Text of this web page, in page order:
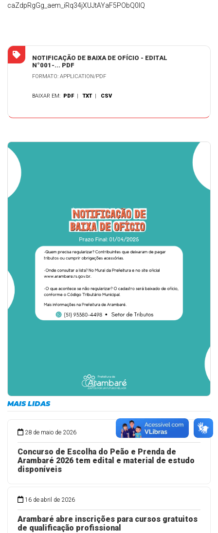
caZdpRgGg_aem_iRq34jXUJtAYaF5PObQ0lQ
NOTIFICAÇÃO DE BAIXA DE OFÍCIO - EDITAL
N°001-... PDF
FORMATO: APPLICATION/PDF
BAIXAR EM: PDF |TXT | CSV
MAIS LIDAS
28 de maio de 2026
Concurso de Escolha do Peão e Prenda de
Arambaré 2026 tem edital e material de estudo
disponíveis
16 de abril de 2026
Arambaré abre inscrições para cursos gratuitos
de qualificação profissional